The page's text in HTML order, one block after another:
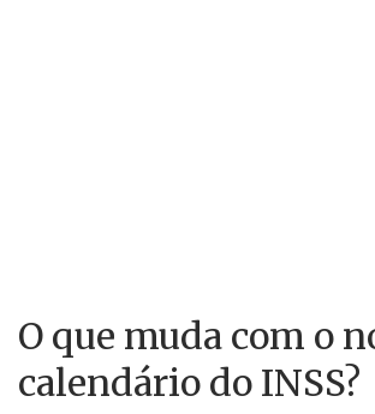
O que muda com o
calendário do INSS?